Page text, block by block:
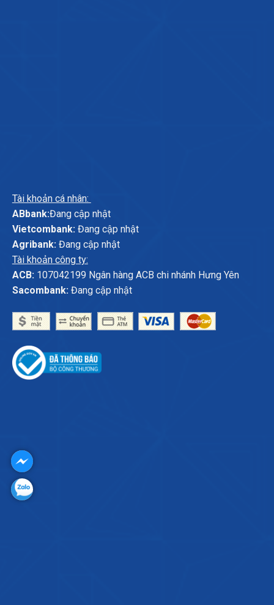
Tài khoản cá nhân:
ABbank:Đang cập nhật
Vietcombank:Đang cập nhật
Agribank:Đang cập nhật
Tài khoản công ty:
ACB:107042199 Ngân hàng ACB chi nhánh Hưng Yên
Sacombank:Đang cập nhật